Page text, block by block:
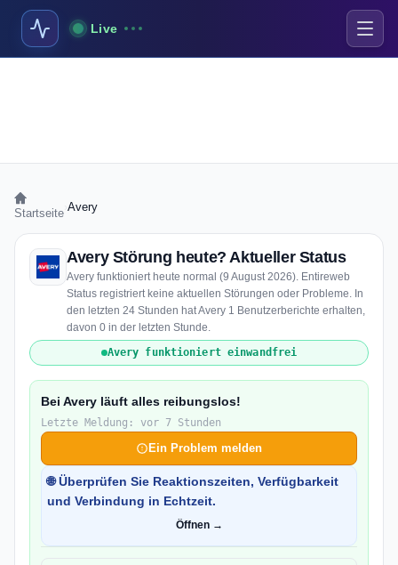
Live
Startseite Avery
Avery Störung heute? Aktueller Status
Avery funktioniert heute normal (9 August 2026). Entireweb
Status registriert keine aktuellen Störungen oder Probleme. In
den letzten 24 Stunden hat Avery 1 Benutzerberichte erhalten,
davon 0 in der letzten Stunde.
Avery funktioniert einwandfrei
Bei Avery läuft alles reibungslos!
Letzte Meldung: vor 7 Stunden
Ein Problem melden
🌐 Überprüfen Sie Reaktionszeiten, Verfügbarkeit
und Verbindung in Echtzeit.
Öffnen →